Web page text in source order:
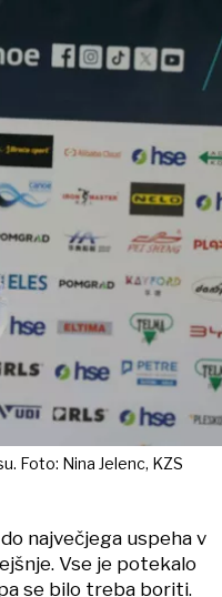
Foto: Nina Jelenc, KZS
največjega uspeha v
Vse je potekalo
se bilo treba boriti.